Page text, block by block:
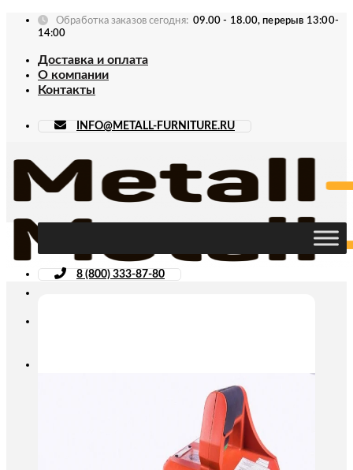
Skip
Обработка заказов сегодня: 09.00 - 18.00, перерыв 13:00-
14:00
Доставка и оплата
О компании
Контакты
INFO@METALL-FURNITURE.RU
8 (800) 333-87-80